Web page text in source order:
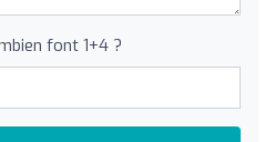
font 1+4 ?